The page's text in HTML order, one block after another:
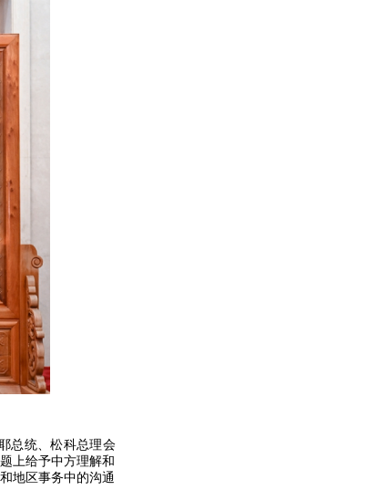
总统、松科总理会
上给予中方理解和
地区事务中的沟通